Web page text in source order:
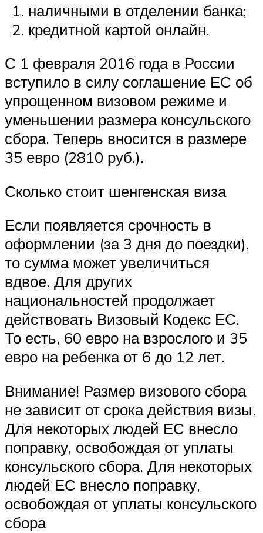
наличными в отделении банка;
кредитной картой онлайн.
С 1 февраля 2016 года в России
вступило в силу соглашение ЕС об
упрощенном визовом режиме и
уменьшении размера консульского
сбора. Теперь вносится в размере
35 евро (2810 руб.).
Сколько стоит шенгенская виза
Если появляется срочность в
оформлении (за 3 дня до поездки),
то сумма может увеличиться
вдвое. Для других
национальностей продолжает
действовать Визовый Кодекс ЕС.
То есть, 60 евро на взрослого и 35
евро на ребенка от 6 до 12 лет.
Внимание! Размер визового сбора
не зависит от срока действия визы.
Для некоторых людей ЕС внесло
поправку, освобождая от уплаты
консульского сбора. Для некоторых
людей ЕС внесло поправку,
освобождая от уплаты консульского
сбора